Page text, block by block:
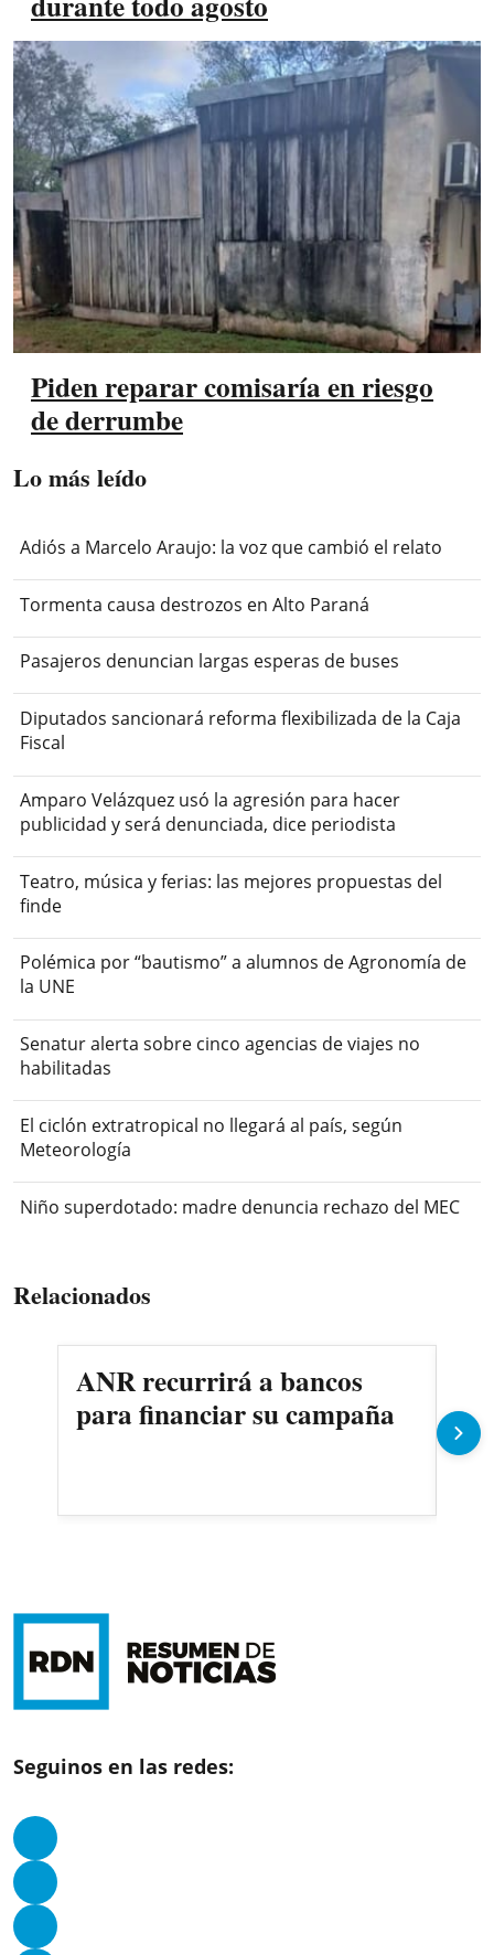
Piden reparar comisaría en riesgo
de derrumbe
Lo más leído
Adiós a Marcelo Araujo: la voz que cambió el relato
Tormenta causa destrozos en Alto Paraná
Pasajeros denuncian largas esperas de buses
Diputados sancionará reforma flexibilizada de la Caja
Fiscal
Amparo Velázquez usó la agresión para hacer
publicidad y será denunciada, dice periodista
Teatro, música y ferias: las mejores propuestas del
finde
Polémica por “bautismo” a alumnos de Agronomía de
la UNE
Senatur alerta sobre cinco agencias de viajes no
habilitadas
El ciclón extratropical no llegará al país, según
Meteorología
Niño superdotado: madre denuncia rechazo del MEC
Relacionados
ANR recurrirá a bancos
para financiar su campaña
Seguinos en las redes: